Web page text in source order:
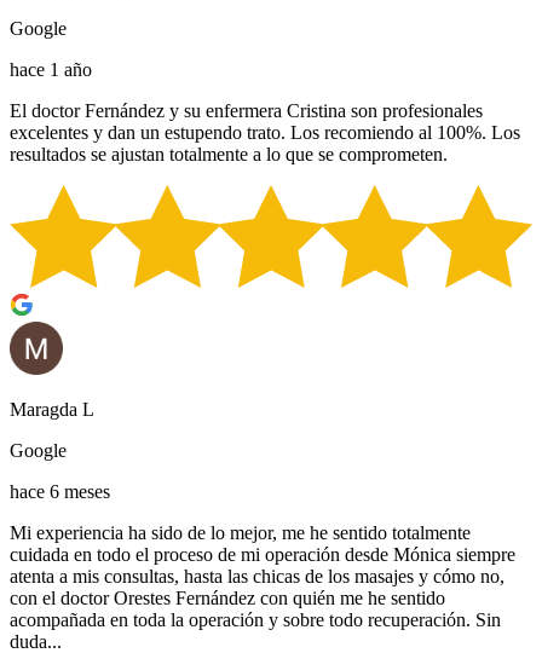
Google
hace 1 año
El doctor Fernández y su enfermera Cristina son profesionales
excelentes y dan un estupendo trato. Los recomiendo al 100%. Los
resultados se ajustan totalmente a lo que se comprometen.
Maragda L
Google
hace 6 meses
Mi experiencia ha sido de lo mejor, me he sentido totalmente
cuidada en todo el proceso de mi operación desde Mónica siempre
atenta a mis consultas, hasta las chicas de los masajes y cómo no,
con el doctor Orestes Fernández con quién me he sentido
acompañada en toda la operación y sobre todo recuperación. Sin
duda...